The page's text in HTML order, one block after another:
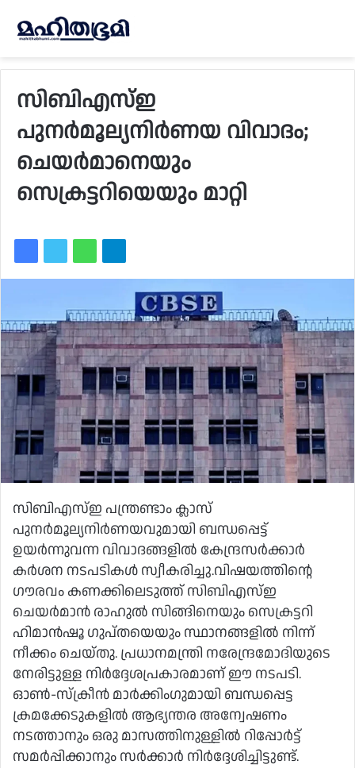
സിബിഎസ്ഇ
പുനർമൂല്യനിർണയ വിവാദം;
ചെയർമാനെയും
സെക്രട്ടറിയെയും മാറ്റി
സിബിഎസ്ഇ പന്ത്രണ്ടാം ക്ലാസ്
പുനർമൂല്യനിർണയവുമായി ബന്ധപ്പെട്ട്
ഉയർന്നുവന്ന വിവാദങ്ങളിൽ കേന്ദ്രസർക്കാർ
കർശന നടപടികൾ സ്വീകരിച്ചു.വിഷയത്തിന്റെ
ഗൗരവം കണക്കിലെടുത്ത് സിബിഎസ്ഇ
ചെയർമാൻ രാഹുൽ സിങ്ങിനെയും സെക്രട്ടറി
ഹിമാൻഷൂ ഗുപ്തയെയും സ്ഥാനങ്ങളിൽ നിന്ന്
നീക്കം ചെയ്തു. പ്രധാനമന്ത്രി നരേന്ദ്രമോദിയുടെ
നേരിട്ടുള്ള നിർദ്ദേശപ്രകാരമാണ് ഈ നടപടി.
ഓൺ-സ്ക്രീൻ മാർക്കിംഗുമായി ബന്ധപ്പെട്ട
ക്രമക്കേടുകളിൽ ആഭ്യന്തര അന്വേഷണം
നടത്താനും ഒരു മാസത്തിനുള്ളിൽ റിപ്പോർട്ട്
സമർപ്പിക്കാനും സർക്കാർ നിർദ്ദേശിച്ചിട്ടുണ്ട്.